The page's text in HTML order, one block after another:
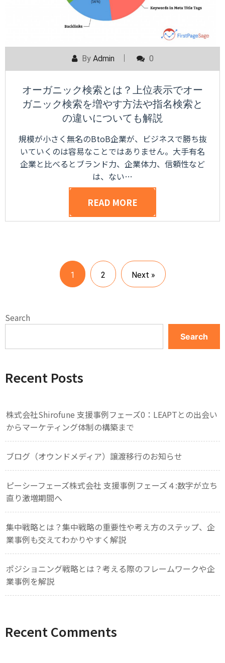
By Admin 0
オーガニック検索とは？上位表示でオー
ガニック検索を増やす方法や指名検索と
の違いについても解説
規模が小さく無名のBtoB企業が、ビジネスで勝ち抜
いていくのは容易なことではありません。大手有名
企業と比べるとブランド力、企業体力、信頼性など
は、ない…
READ MORE
1 2 Next »
Search
Search
Recent Posts
株式会社Shirofune 支援事例フェーズ0：LEAPTとの出会い
からマーケティング体制の構築まで
ブログ（オウンドメディア）譲渡移行のお知らせ
ピーシーフェーズ株式会社 支援事例フェーズ４:数字が立ち
直り激増期間へ
集中戦略とは？集中戦略の重要性や考え方のステップ、企
業事例も交えてわかりやすく解説
ポジショニング戦略とは？考える際のフレームワークや企
業事例を解説
Recent Comments